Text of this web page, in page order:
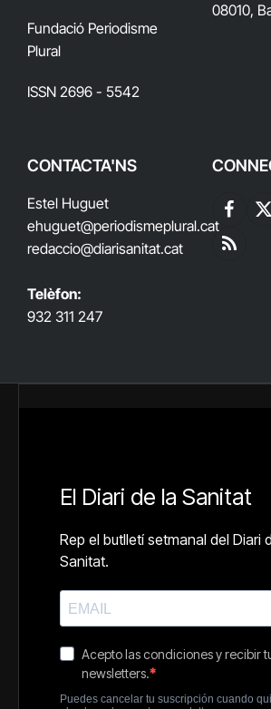
Fundació Periodisme
Plural
ISSN 2696 - 5542
08010,
CONTACTA'NS
Estel Huguet
ehuguet@periodismeplural.cat
redaccio@diarisanitat.cat
Telèfon:
932 311 247
Facebook
X
RSS